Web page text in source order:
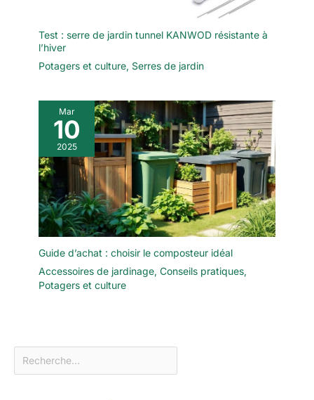
Test : serre de jardin tunnel KANWOD résistante à
l’hiver
Potagers et culture, Serres de jardin
Mar
10
2025
Guide d’achat : choisir le composteur idéal
Accessoires de jardinage, Conseils pratiques,
Potagers et culture